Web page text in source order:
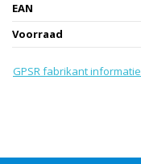
EAN
Voorraad
GPSR fabrikant informatie